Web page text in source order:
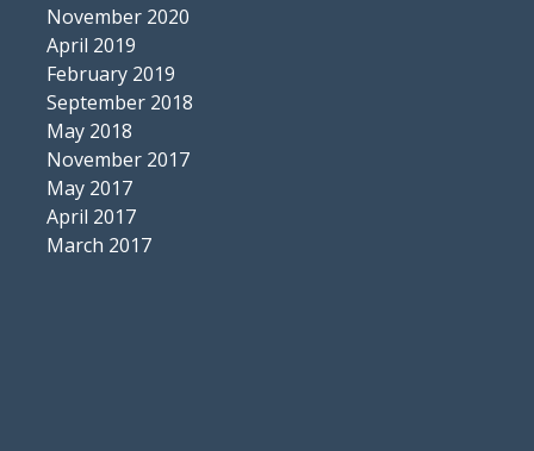
November 2020
April 2019
February 2019
September 2018
May 2018
November 2017
May 2017
April 2017
March 2017